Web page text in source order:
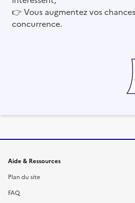
👉 Vous augmentez vos
concurrence.
Informations et
Aide & Ressources
Plan du site
FAQ